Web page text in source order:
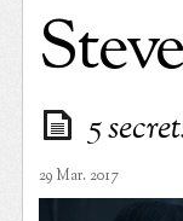
5
29 Mar. 2017